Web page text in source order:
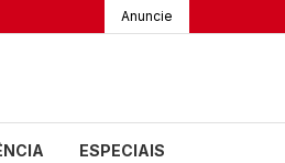
Anuncie
ESPECIAIS